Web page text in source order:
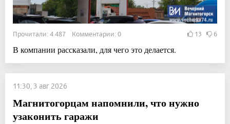
Прочитали: 4 487 Комментарии: 0 13 6
В компании рассказали, для чего это делается.
11:30, 3 авг 2026
Магнитогорцам напомнили, что нужно
узаконить гаражи